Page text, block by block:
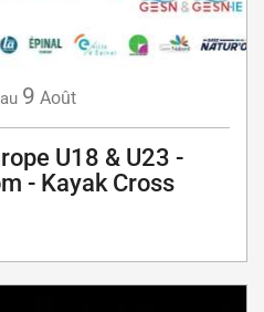
au 9 Août
U18 & U23 -
- Kayak Cross